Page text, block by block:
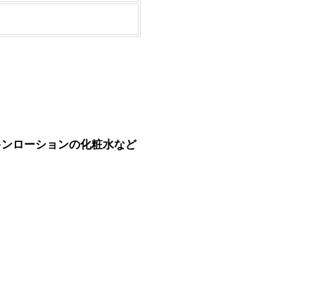
ローションの化粧水など